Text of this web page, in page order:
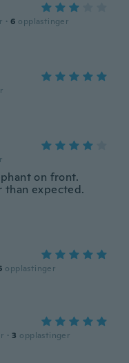
· 6 opplastinger
on front.
than expected.
opplastinger
· 3 opplastinger